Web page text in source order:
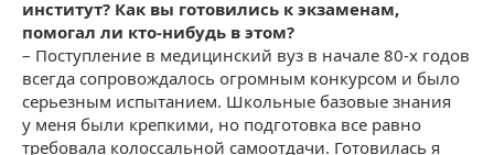
институт? Как вы готовились к экзаменам,
помогал ли кто-нибудь в этом?
– Поступление в медицинский вуз в начале 80-х годов
всегда сопровождалось огромным конкурсом и было
серьезным испытанием. Школьные базовые знания
у меня были крепкими, но подготовка все равно
требовала колоссальной самоотдачи. Готовилась я